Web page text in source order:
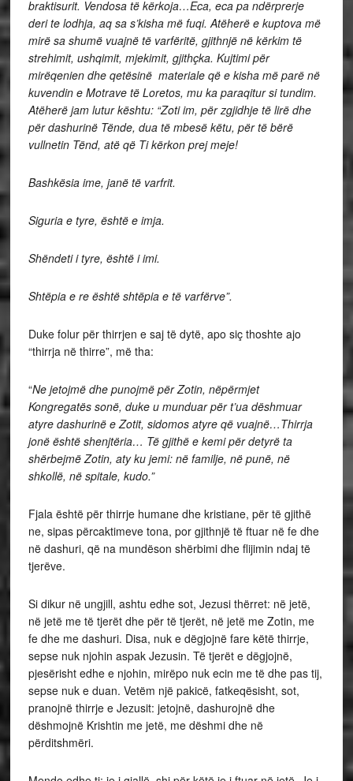
braktisurit. Vendosa të kërkoja…Eca, eca pa ndërprerje
deri te lodhja, aq sa s’kisha më fuqi. Atëherë e kuptova më
mirë sa shumë vuajnë të varfëritë, gjithnjë në kërkim të
strehimit, ushqimit, mjekimit, gjithçka. Kujtimi për
mirëqenien dhe qetësinë materiale që e kisha më parë në
kuvendin e Motrave të Loretos, mu ka paraqitur si tundim.
Atëherë jam lutur kështu: “Zoti im, për zgjidhje të lirë dhe
për dashurinë Tënde, dua të mbesë këtu, për të bërë
vullnetin Tënd, atë që Ti kërkon prej meje!
Bashkësia ime, janë të varfrit.
Siguria e tyre, është e imja.
Shëndeti i tyre, është i imi.
Shtëpia e re është shtëpia e të varfërve”.
Duke folur për thirrjen e saj të dytë, apo siç thoshte ajo
“thirrja në thirre”, më tha:
“Ne jetojmë dhe punojmë për Zotin, nëpërmjet
Kongregatës sonë, duke u munduar për t’ua dëshmuar
atyre dashurinë e Zotit, sidomos atyre që vuajnë…Thirrja
jonë është shenjtëria… Të gjithë e kemi për detyrë ta
shërbejmë Zotin, aty ku jemi: në familje, në punë, në
shkollë, në spitale, kudo.”
Fjala është për thirrje humane dhe kristiane, për të gjithë
ne, sipas përcaktimeve tona, por gjithnjë të ftuar në fe dhe
në dashuri, që na mundëson shërbimi dhe flijimin ndaj të
tjerëve.
Si dikur në ungjill, ashtu edhe sot, Jezusi thërret: në jetë,
në jetë me të tjerët dhe për të tjerët, në jetë me Zotin, me
fe dhe me dashuri. Disa, nuk e dëgjojnë fare këtë thirrje,
sepse nuk njohin aspak Jezusin. Të tjerët e dëgjojnë,
pjesërisht edhe e njohin, mirëpo nuk ecin me të dhe pas tij,
sepse nuk e duan. Vetëm një pakicë, fatkeqësisht, sot,
pranojnë thirrje e Jezusit: jetojnë, dashurojnë dhe
dëshmojnë Krishtin me jetë, me dëshmi dhe në
përditshmëri.